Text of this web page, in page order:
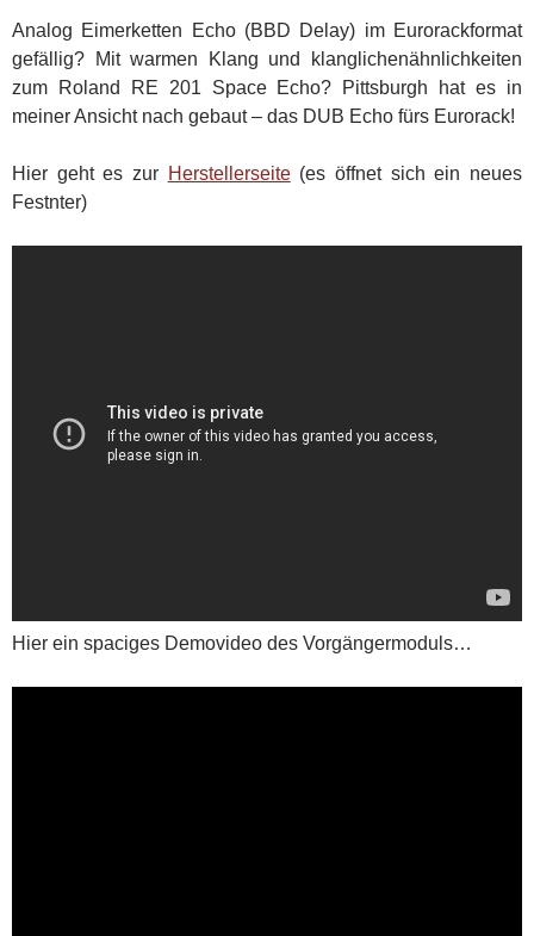
Analog Eimerketten Echo (BBD Delay) im Eurorackformat
gefällig? Mit warmen Klang und klanglichenähnlichkeiten
zum Roland RE 201 Space Echo? Pittsburgh hat es in
meiner Ansicht nach gebaut – das DUB Echo fürs Eurorack!
Hier geht es zur Herstellerseite(es öffnet sich ein neues
Festnter)
Hier ein spaciges Demovideo des Vorgängermoduls…